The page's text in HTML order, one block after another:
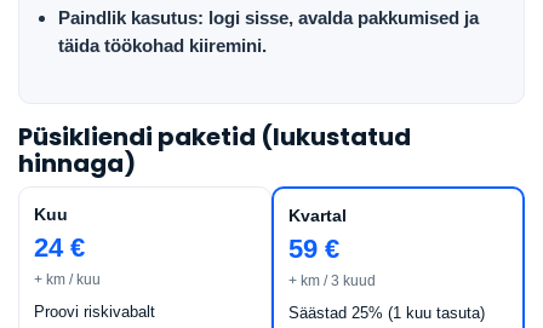
Paindlik kasutus: logi sisse, avalda pakkumised ja
täida töökohad kiiremini.
Püsikliendi paketid (lukustatud
hinnaga)
Kuu
24 €
+ km / kuu
Proovi riskivabalt
Kvartal
59 €
+ km / 3 kuud
Säästad 25% (1 kuu tasuta)